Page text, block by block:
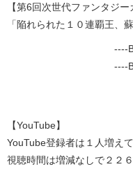
【第6回次世代ファンタジ
「陥れられた１０連覇王、
----
----
【YouTube】
YouTube登録者は１人増え
視聴時間は増減なしで２２６